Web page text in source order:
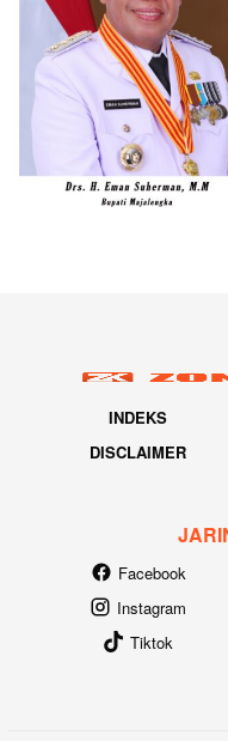
INDEKS
DISCLAIMER
Facebook
Instagram
Tiktok